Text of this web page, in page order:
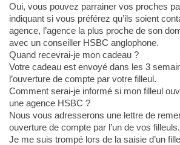
Oui, vous pouvez parrainer vos proches
indiquant si vous préférez qu’ils soient
agence, l’agence la plus proche de son
avec un conseiller HSBC anglophone.
Quand recevrai-je mon cadeau ?
Votre cadeau est envoyé dans les 3
l’ouverture de compte par votre filleul.
Comment serai-je informé si mon filleul
une agence HSBC ?
Nous vous adresserons une lettre de
ouverture de compte par l’un de vos filleuls.
Je me suis trompé lors de la saisie d’un